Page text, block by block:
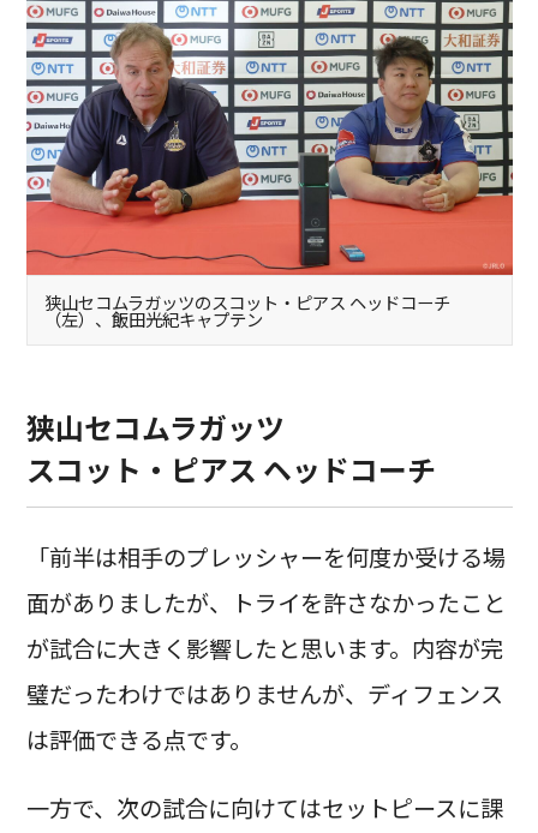
狭山セコムラガッツのスコット・ピアス ヘッドコーチ
（左）、飯田光紀キャプテン
狭山セコムラガッツ
スコット・ピアス ヘッドコーチ
「前半は相手のプレッシャーを何度か受ける場
面がありましたが、トライを許さなかったこと
が試合に大きく影響したと思います。内容が完
璧だったわけではありませんが、ディフェンス
は評価できる点です。
一方で、次の試合に向けてはセットピースに課